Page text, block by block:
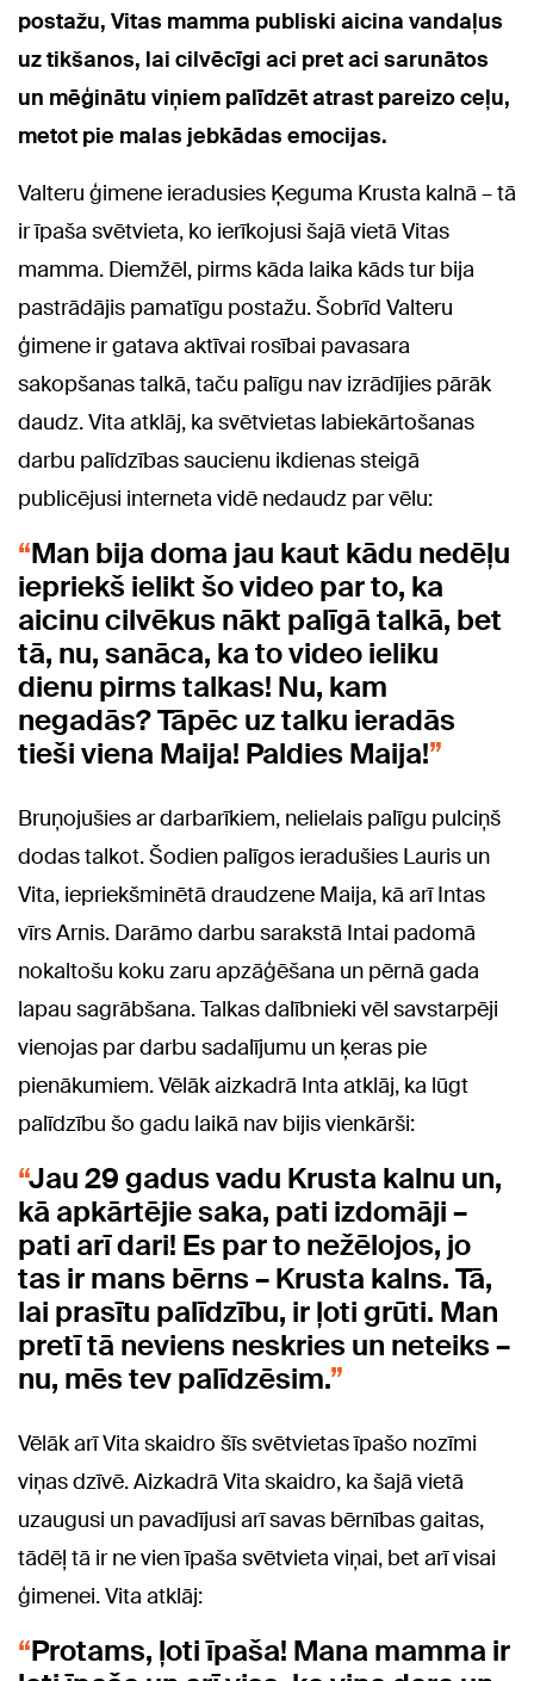
postažu, Vitas mamma publiski aicina vandaļus
uz tikšanos, lai cilvēcīgi aci pret aci sarunātos
un mēģinātu viņiem palīdzēt atrast pareizo ceļu,
metot pie malas jebkādas emocijas.
Valteru ģimene ieradusies Ķeguma Krusta kalnā – tā
ir īpaša svētvieta, ko ierīkojusi šajā vietā Vitas
mamma. Diemžēl, pirms kāda laika kāds tur bija
pastrādājis pamatīgu postažu. Šobrīd Valteru
ģimene ir gatava aktīvai rosībai pavasara
sakopšanas talkā, taču palīgu nav izrādījies pārāk
daudz. Vita atklāj, ka svētvietas labiekārtošanas
darbu palīdzības saucienu ikdienas steigā
publicējusi interneta vidē nedaudz par vēlu:
Man bija doma jau kaut kādu nedēļu
iepriekš ielikt šo video par to, ka
aicinu cilvēkus nākt palīgā talkā, bet
tā, nu, sanāca, ka to video ieliku
dienu pirms talkas! Nu, kam
negadās? Tāpēc uz talku ieradās
tieši viena Maija! Paldies Maija!
Bruņojušies ar darbarīkiem, nelielais palīgu pulciņš
dodas talkot. Šodien palīgos ieradušies Lauris un
Vita, iepriekšminētā draudzene Maija, kā arī Intas
vīrs Arnis. Darāmo darbu sarakstā Intai padomā
nokaltošu koku zaru apzāģēšana un pērnā gada
lapau sagrābšana. Talkas dalībnieki vēl savstarpēji
vienojas par darbu sadalījumu un ķeras pie
pienākumiem. Vēlāk aizkadrā Inta atklāj, ka lūgt
palīdzību šo gadu laikā nav bijis vienkārši:
Jau 29 gadus vadu Krusta kalnu un,
kā apkārtējie saka, pati izdomāji –
pati arī dari! Es par to nežēlojos, jo
tas ir mans bērns – Krusta kalns. Tā,
lai prasītu palīdzību, ir ļoti grūti. Man
pretī tā neviens neskries un neteiks –
nu, mēs tev palīdzēsim.
Vēlāk arī Vita skaidro šīs svētvietas īpašo nozīmi
viņas dzīvē. Aizkadrā Vita skaidro, ka šajā vietā
uzaugusi un pavadījusi arī savas bērnības gaitas,
tādēļ tā ir ne vien īpaša svētvieta viņai, bet arī visai
ģimenei. Vita atklāj:
Protams, ļoti īpaša! Mana mamma ir